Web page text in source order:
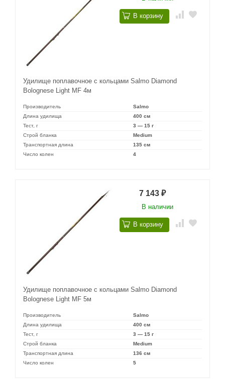
Удилище поплавочное с кольцами Salmo Diamond
Bolognese Light MF 4м
Производитель
Salmo
Длина удилища
400 см
Тест, г
3 — 15 г
Строй бланка
Medium
Транспортная длина
135 см
Число колен
4
В корзину
Удилище поплавочное с кольцами Salmo Diamond
Bolognese Light MF 5м
Производитель
Salmo
Длина удилища
400 см
Тест, г
3 — 15 г
Строй бланка
Medium
Транспортная длина
136 см
Число колен
5
7 143 ₽
В наличии
В корзину